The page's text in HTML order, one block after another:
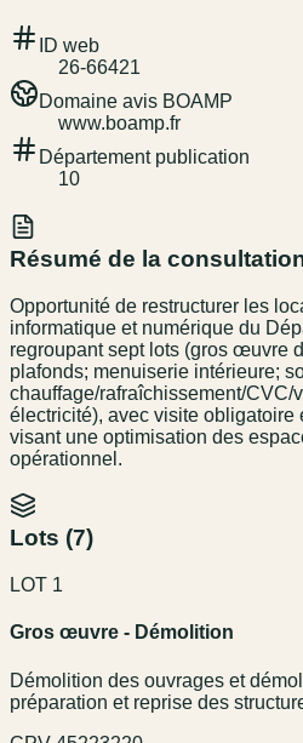
ID web
26-66421
Domaine avis BOAMP
www.boamp.fr
Département publication
10
Résumé de la
Opportunité de restructurer les
informatique et numérique du
regroupant sept lots (gros œuvre
plafonds; menuiserie intérieure;
chauffage/rafraîchissement/CVC/
électricité), avec visite obligatoire
visant une optimisation des
opérationnel.
Lots (7)
LOT 1
Gros œuvre - Démolition
Démolition des ouvrages et
préparation et reprise des